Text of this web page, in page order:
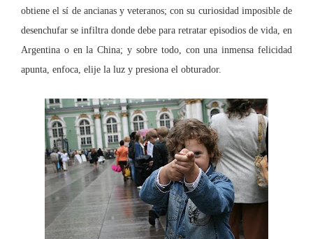
obtiene el sí de ancianas y veteranos; con su curiosidad imposible de
desenchufar se infiltra donde debe para retratar episodios de vida, en
Argentina o enla China; y sobre todo, con una inmensa felicidad
apunta, enfoca, elije la luz y presiona el obturador.